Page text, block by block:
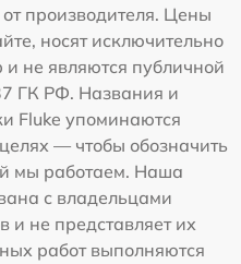
производителя. Цены
носят исключительно
не являются публичной
ГК РФ. Названия и
Fluke упоминаются
— чтобы обозначить
мы работаем. Наша
с владельцами
и не представляет их
работ выполняются